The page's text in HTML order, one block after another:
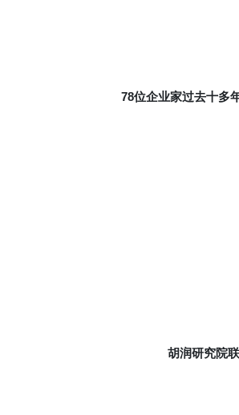
78位企业家过去十多
胡润研究院